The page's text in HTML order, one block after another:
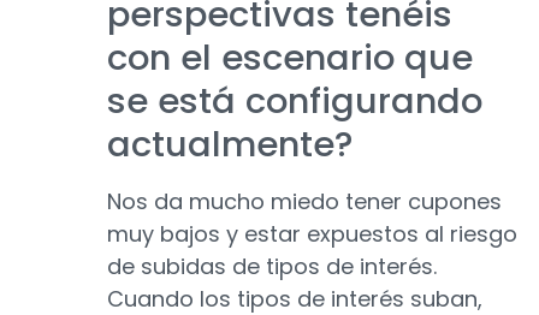
perspectivas tenéis
con el escenario que
se está configurando
actualmente?
Nos da mucho miedo tener cupones
muy bajos y estar expuestos al riesgo
de subidas de tipos de interés.
Cuando los tipos de interés suban,